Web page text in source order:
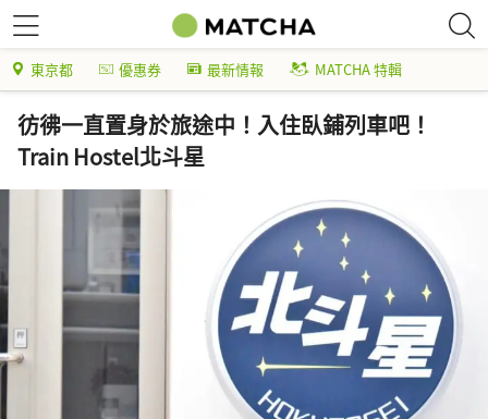
東京都 優惠券 最新情報 MATCHA 特輯
彷彿一直置身於旅途中！入住臥鋪列車吧！
Train Hostel北斗星